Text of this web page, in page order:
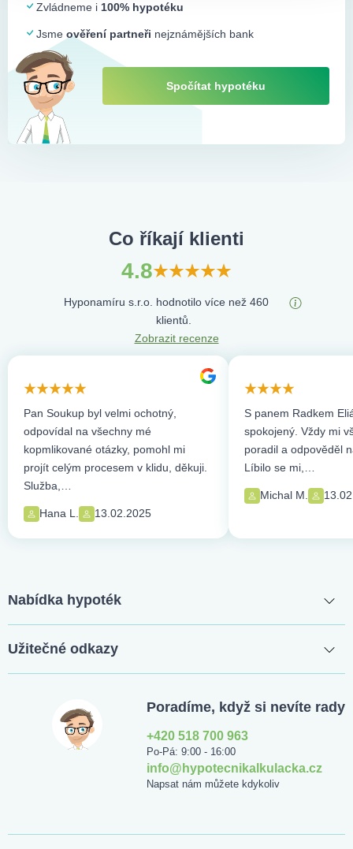
Zvládneme i 100% hypotéku
Jsme ověření partneři nejznámějších bank
Spočítat hypotéku
Co říkají klienti
4.8
Hyponamíru s.r.o. hodnotilo více než 460
klientů.
Zobrazit recenze
Pan Soukup byl velmi ochotný,
odpovídal na všechny mé
kopmlikované otázky, pomohl mi
projít celým procesem v klidu, děkuji.
Služba,…
Hana L. 13.02.2025
S panem Radkem
spokojený. Vždy mi
poradil a odpověděl
Líbilo se mi,…
Michal M.
Nabídka hypoték
Užitečné odkazy
Poradíme, když si nevíte rady
+420 518 700 963
Po-Pá: 9:00 - 16:00
info@hypotecnikalkulacka.cz
Napsat nám můžete kdykoliv